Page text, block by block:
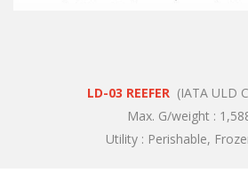
LD-03 REEFER (IATA ULD
Max. G/weight :
Utility : Perishable,